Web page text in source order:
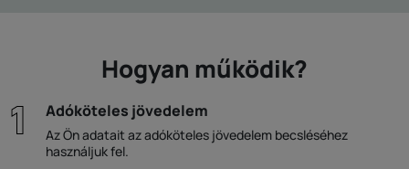
Hogyan működik?
Adóköteles jövedelem
Az Ön adatait az adóköteles jövedelem becsléséhez
használjuk fel.